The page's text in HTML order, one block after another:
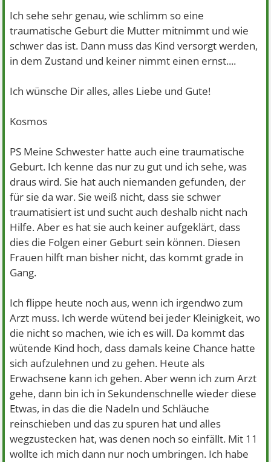
Ich sehe sehr genau, wie schlimm so eine
traumatische Geburt die Mutter mitnimmt und wie
schwer das ist. Dann muss das Kind versorgt werden,
in dem Zustand und keiner nimmt einen ernst....
Ich wünsche Dir alles, alles Liebe und Gute!
Kosmos
PS Meine Schwester hatte auch eine traumatische
Geburt. Ich kenne das nur zu gut und ich sehe, was
draus wird. Sie hat auch niemanden gefunden, der
für sie da war. Sie weiß nicht, dass sie schwer
traumatisiert ist und sucht auch deshalb nicht nach
Hilfe. Aber es hat sie auch keiner aufgeklärt, dass
dies die Folgen einer Geburt sein können. Diesen
Frauen hilft man bisher nicht, das kommt grade in
Gang.
Ich flippe heute noch aus, wenn ich irgendwo zum
Arzt muss. Ich werde wütend bei jeder Kleinigkeit, wo
die nicht so machen, wie ich es will. Da kommt das
wütende Kind hoch, dass damals keine Chance hatte
sich aufzulehnen und zu gehen. Heute als
Erwachsene kann ich gehen. Aber wenn ich zum Arzt
gehe, dann bin ich in Sekundenschnelle wieder diese
Etwas, in das die die Nadeln und Schläuche
reinschieben und das zu spuren hat und alles
wegzustecken hat, was denen noch so einfällt. Mit 11
wollte ich mich dann nur noch umbringen. Ich habe